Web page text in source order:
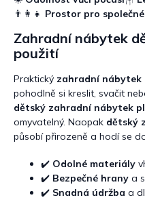
👨‍👩‍👧 Prostor pro
Zahradní nábytek
použití
Praktický zahradní nábytek
pohodlně si kreslit, svačit
dětský zahradní nábytek
omyvatelný. Naopak dětský
působí přirozeně a hodí se
✔️ Odolné materiály
✔️ Bezpečné hrany a
✔️ Snadná údržba a